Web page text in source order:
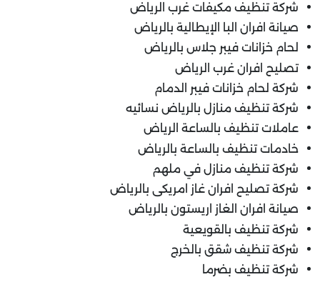
شركة تنظيف مكيفات غرب الرياض
صيانة افران البا الإيطالية بالرياض
لحام خزانات فيبر جلاس بالرياض
تصليح افران غرب الرياض
شركة لحام خزانات فيبر الدمام
شركة تنظيف منازل بالرياض نسائيه
عاملات تنظيف بالساعة الرياض
خادمات تنظيف بالساعة بالرياض
شركة تنظيف منازل في ملهم
شركة تصليح افران غاز امريكى بالرياض
صيانة افران الغاز اريستون بالرياض
شركة تنظيف بالقويعية
شركة تنظيف شقق بالخرج
شركة تنظيف بضرما